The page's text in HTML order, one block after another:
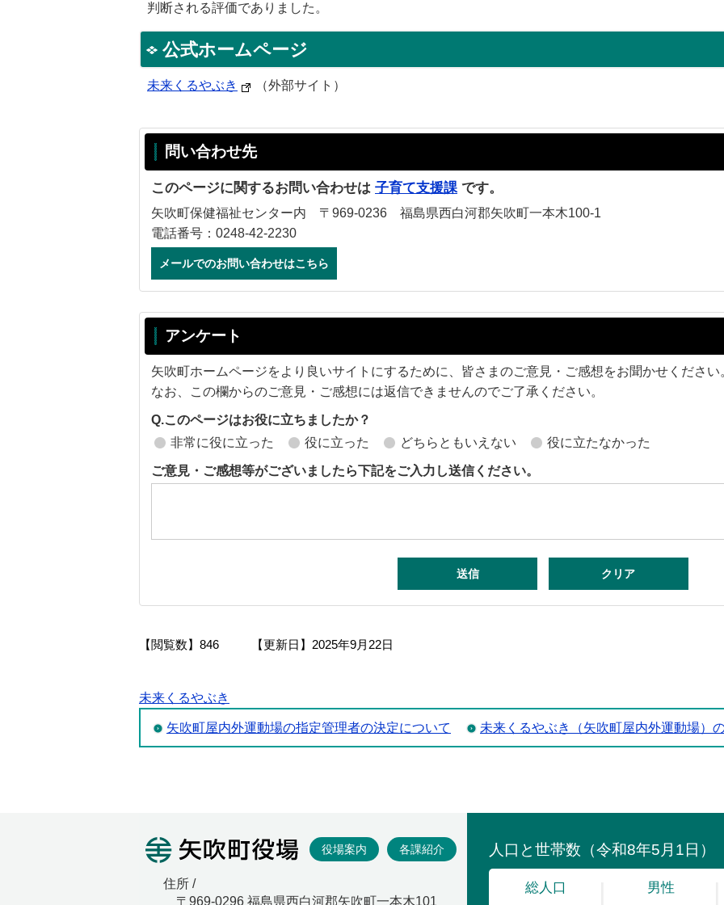
判断される評価でありました。
公式ホームページ
未来くるやぶき （外部サイト）
問い合わせ先
このページに関するお問い合わせは 子育て支援課 です。
矢吹町保健福祉センター内 〒969-0236 福島県西白河郡矢吹町一本木100-1
電話番号：0248-42-2230
メールでのお問い合わせはこちら
アンケート
矢吹町ホームページをより良いサイトにするために、皆さまのご意見・ご感想をお聞かせください
なお、この欄からのご意見・ご感想には返信できませんのでご了承ください。
Q.このページはお役に立ちましたか？
非常に役に立った
役に立った どちらともいえない 役に立たなかった
ご意見・ご感想等がございましたら下記をご入力し送信ください。
【閲覧数】 846 【更新日】 2025年9月22日
未来くるやぶき
矢吹町屋内外運動場の指定管理者の決定について 未来くるやぶき（矢吹町屋内外運動場）
矢吹町役場
役場案内 各課紹介
住所 /
〒969-0296 福島県西白河郡矢吹町一本木101